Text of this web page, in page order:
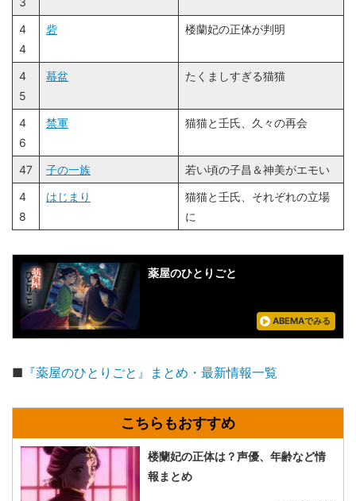
4
4
砦 楼蘭妃の正体が判明
4
5
蟇盆 たくましすぎる猫猫
4
6
禁軍 猫猫と壬氏、久々の再会
47 子の一族
若い頃の子昌＆神美がエモい
4
8
はじまり
猫猫と壬氏、それぞれの立場
に
薬屋のひとりごと
ABEMAでみる
■ 『薬屋のひとりごと』まとめ・最新情報一覧
楼蘭妃の正体は？声優、年齢など情
報まとめ